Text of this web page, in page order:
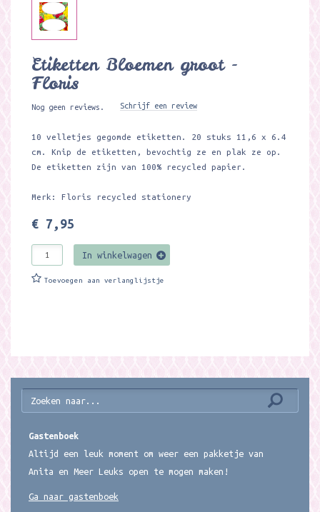
Etiketten Bloemen groot -
Floris
Nog geen reviews. Schrijf een review
10 velletjes gegomde etiketten. 20 stuks 11,6 x 6.4
cm. Knip de etiketten, bevochtig ze en plak ze op.
De etiketten zijn van 100% recycled papier.
Merk: Floris recycled stationery
€ 7,95
In winkelwagen
Toevoegen aan verlanglijstje
Gastenboek
Altijd een leuk moment om weer een pakketje van
Anita en Meer Leuks open te mogen maken!
Ga naar gastenboek